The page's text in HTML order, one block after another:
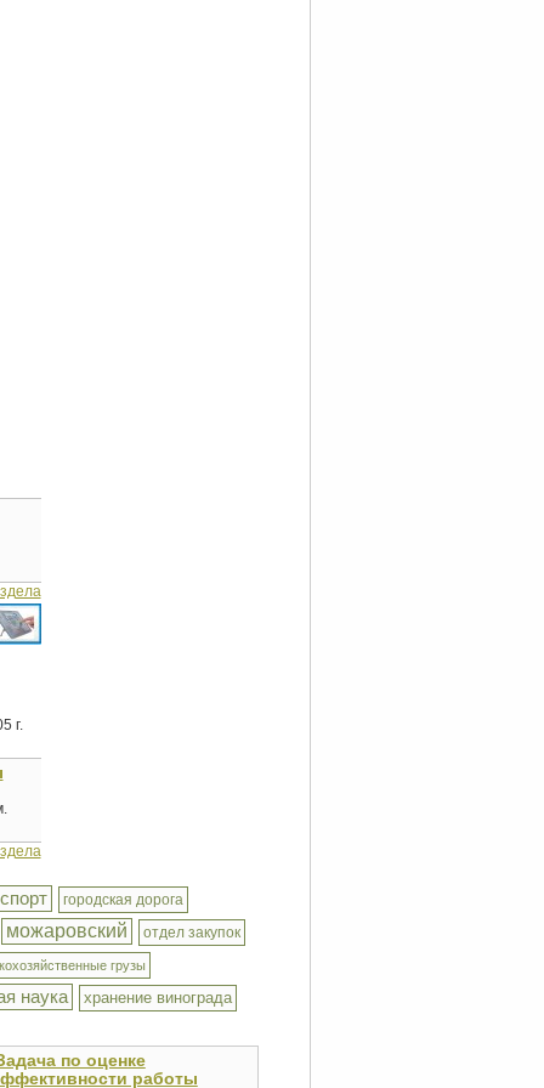
г.
городская дорога
можаровский отдел закупок
грузы
наука хранение винограда
по оценке
работы